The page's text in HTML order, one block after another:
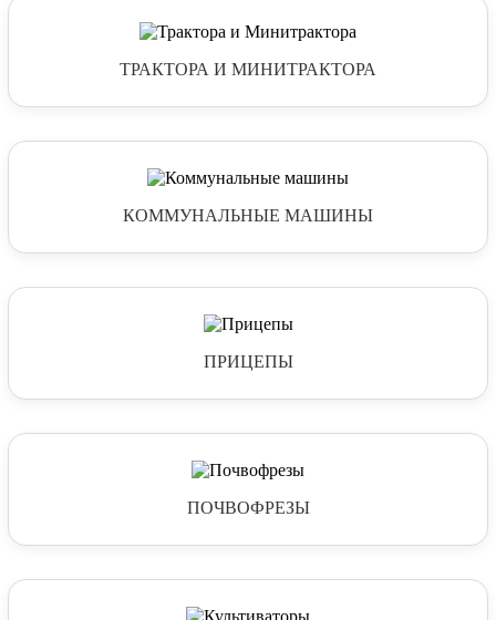
ТРАКТОРА И МИНИТРАКТОРА
КОММУНАЛЬНЫЕ МАШИНЫ
ПРИЦЕПЫ
ПОЧВОФРЕЗЫ